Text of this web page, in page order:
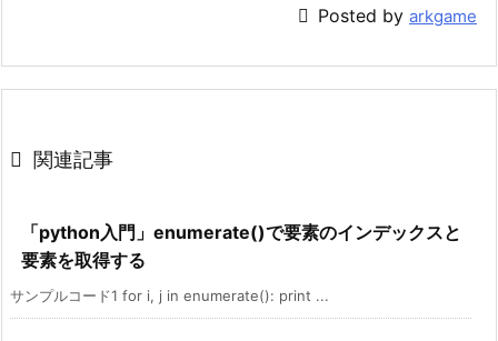
 Posted by arkgame
 関連記事
「python入門」enumerate()で要素のインデックスと
要素を取得する
サンプルコード1 for i, j in enumerate(): print ...